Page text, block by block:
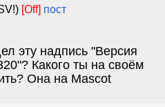
[Off] пост
эту надпись "Версия
Какого ты на своём
Она на Mascot